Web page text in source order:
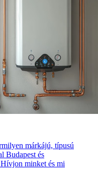
márkájú, típusú
Budapest és
minket és mi